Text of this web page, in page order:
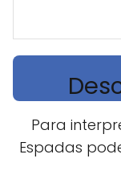
Para
Espadas